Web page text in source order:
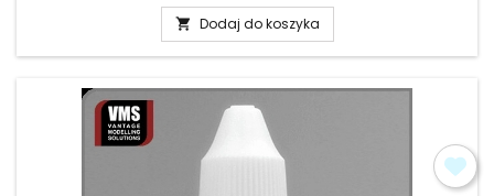
 Dodaj do koszyka